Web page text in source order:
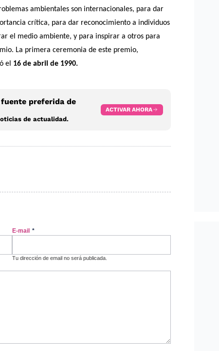
ambientales son internacionales, para dar
crítica, para dar reconocimiento a individuos
el medio ambiente, y para inspirar a otros para
La primera ceremonia de este premio,
el 16 de abril de 1990.
preferida de
de actualidad.
ACTIVAR AHORA
E-mail *
Tu dirección de email no será publicada.